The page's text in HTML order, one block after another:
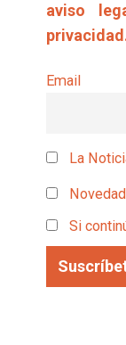
aviso
Email
La
Si